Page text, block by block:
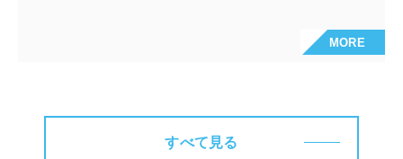
MORE
すべて見る